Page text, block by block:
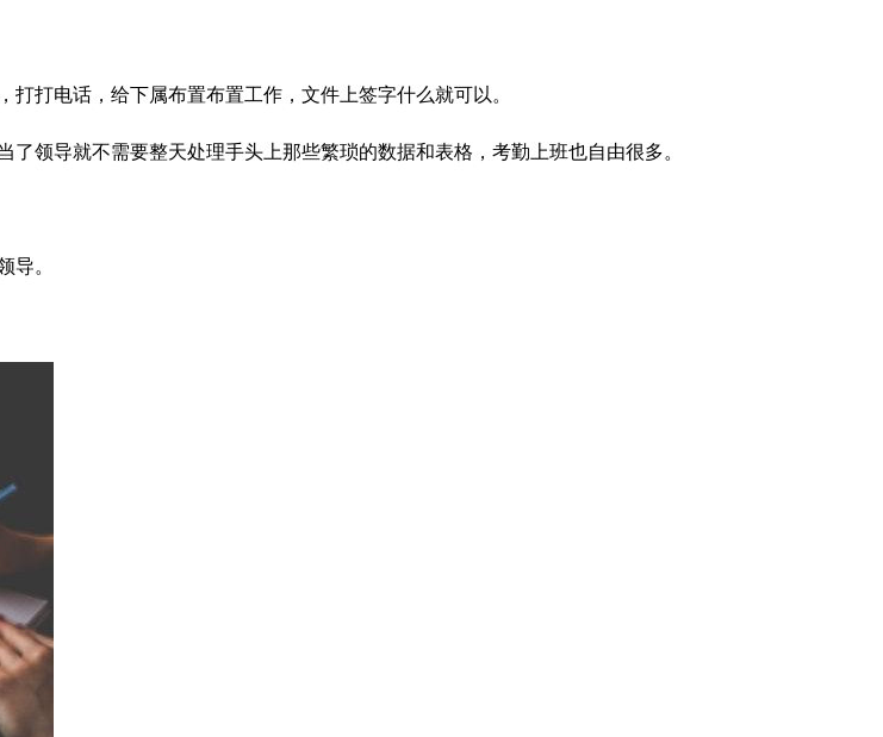
打电话，给下属布置布置工作，文件上签字什么就可以。
领导就不需要整天处理手头上那些繁琐的数据和表格，考勤上班也自由很多。
导。